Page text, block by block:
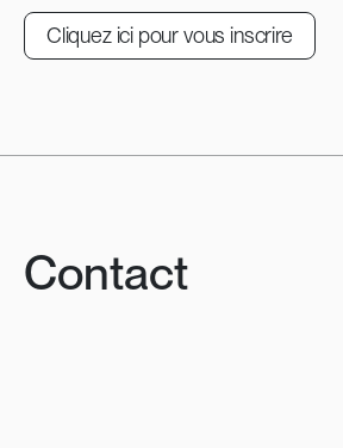
Cliquez ici pour vous inscrire
Contact